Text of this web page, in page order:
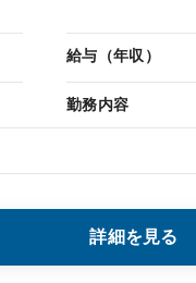
給与（年収）
勤務内容
詳細を見る